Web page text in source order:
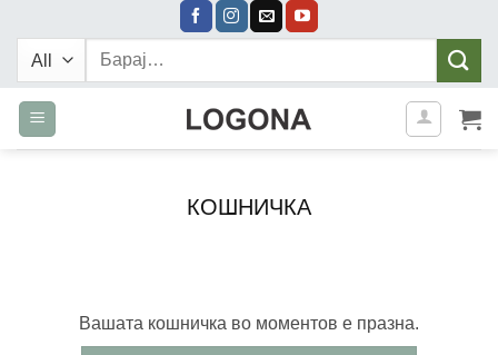
content
Барај:
КОШНИЧКА
Вашата кошничка во моментов е празна.